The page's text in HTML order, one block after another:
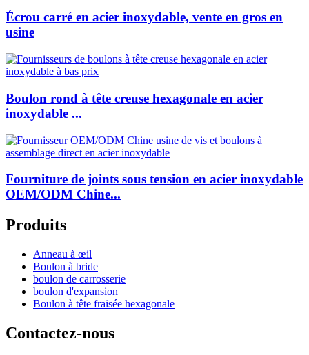
Écrou carré en acier inoxydable, vente en gros en
usine
Boulon rond à tête creuse hexagonale en acier
inoxydable ...
Fourniture de joints sous tension en acier inoxydable
OEM/ODM Chine...
Produits
Anneau à œil
Boulon à bride
boulon de carrosserie
boulon d'expansion
Boulon à tête fraisée hexagonale
Contactez-nous